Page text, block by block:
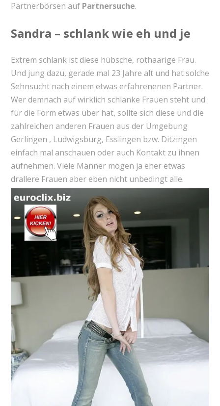
Partnerbörsen auf Partnersuche.
Sandra – schlank wie eh und je
Extrem schlank ist diese hübsche, rothaarige Frau.
Und jung dazu, gerade mal 23 Jahre alt und hat solche
Sehnsucht nach einem etwas erfahrenenen Partner.
Wer demnach auf wirklich schlanke Frauen steht und
für die Form etwas über hat, sollte sich diese und die
zahlreichen anderen Frauen aus der Umgebung
Gerlingen , Ludwigsburg, Esslingen bzw. Ditzingen
einfach mal anschauen oder auch Kontakt zu ihnen
aufnehmen. Viele Männer mögen ja eher etwas
drallere Frauen aber eben nicht unbedingt alle.